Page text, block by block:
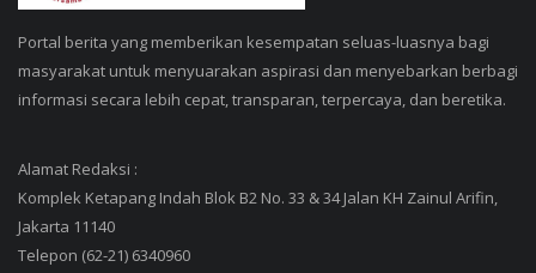
Portal berita yang memberikan kesempatan seluas-luasnya bagi
masyarakat untuk menyuarakan aspirasi dan menyebarkan berbagi
informasi secara lebih cepat, transparan, terpercaya, dan beretika.
Alamat Redaksi :
Komplek Ketapang Indah Blok B2 No. 33 & 34 Jalan KH Zainul Arifin,
Jakarta 11140
Telepon (62-21) 6340960